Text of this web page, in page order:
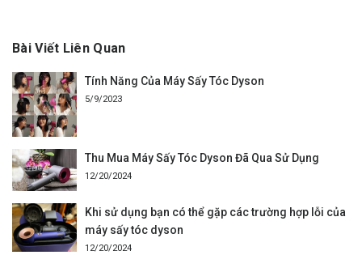
Bài Viết Liên Quan
Tính Năng Của Máy Sấy Tóc Dyson
5/9/2023
Thu Mua Máy Sấy Tóc Dyson Đã Qua Sử Dụng
12/20/2024
Khi sử dụng bạn có thể gặp các trường hợp lỗi của
máy sấy tóc dyson
12/20/2024